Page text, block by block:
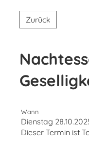
Zurück
Wann
Dienstag
Dieser Termin ist